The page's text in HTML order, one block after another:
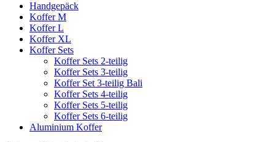
Handgepäck
Koffer M
Koffer L
Koffer XL
Koffer Sets
Koffer Sets 2-teilig
Koffer Sets 3-teilig
Koffer Set 3-teilig Bali
Koffer Sets 4-teilig
Koffer Sets 5-teilig
Koffer Sets 6-teilig
Aluminium Koffer